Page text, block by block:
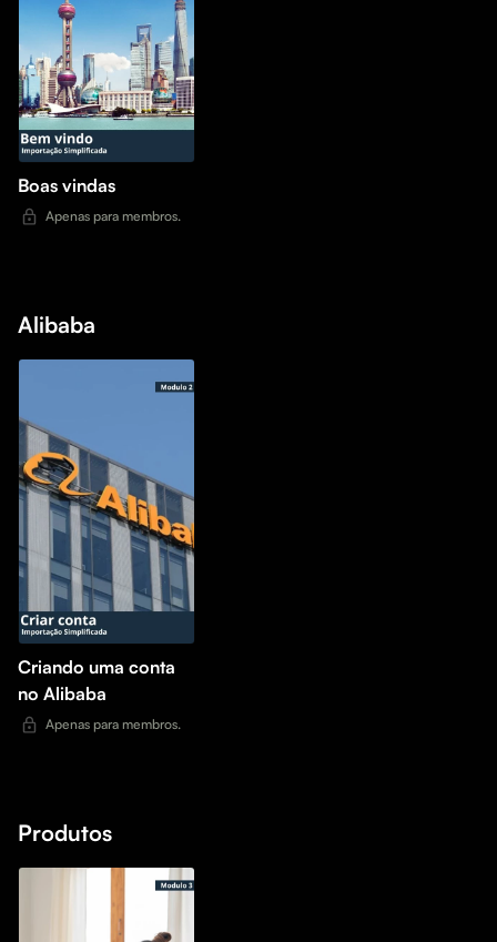
Boas vindas
Apenas para membros.
Alibaba
Criando uma conta
no Alibaba
Apenas para membros.
Produtos